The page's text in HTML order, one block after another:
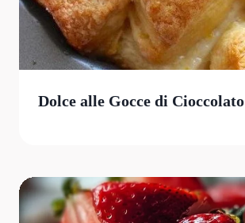
Dolce alle Gocce di Cioccolato